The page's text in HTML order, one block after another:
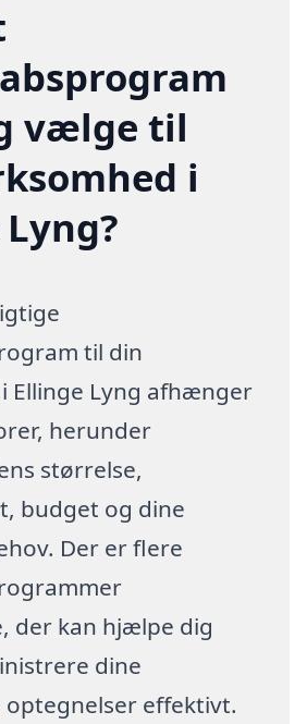
vælge til
i
til din
Ellinge Lyng afhænger
herunder
størrelse,
budget og dine
Der er flere
der kan hjælpe dig
dine
optegnelser effektivt.